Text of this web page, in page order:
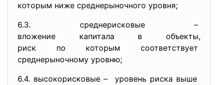
которым ниже среднерыночного уровня;
6.3. среднерисковые –
вложение капитала в объекты,
риск по которым соответствует
среднерыночному уровню;
6.4. высокорисковые – уровень риска выше